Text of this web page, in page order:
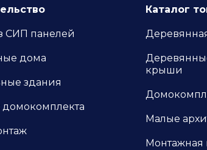
СИП панелей
дома
здания
домокомплекта
Каталог
крыши
Малые
Монтажная